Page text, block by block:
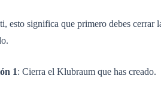
esto significa que primero debes cerrar
1: Cierra el Klubraum que has creado.